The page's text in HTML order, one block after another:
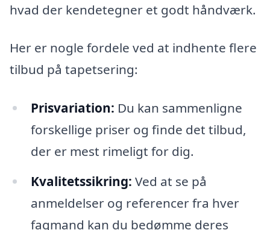
hvad der kendetegner et godt håndværk.
Her er nogle fordele ved at indhente flere
tilbud på tapetsering:
Prisvariation: Du kan sammenligne
forskellige priser og finde det tilbud,
der er mest rimeligt for dig.
Kvalitetssikring: Ved at se på
anmeldelser og referencer fra hver
fagmand kan du bedømme deres